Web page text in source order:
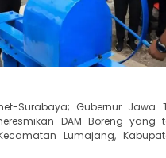
Surabaya; Gubernur Jawa
DAM Boreng yang
Lumajang,